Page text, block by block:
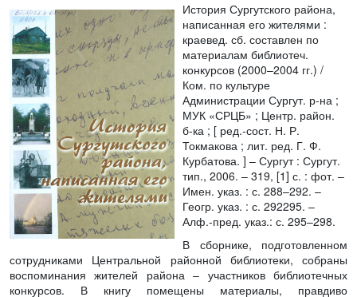
История Сургутского района,
написанная его жителями :
краевед. сб. составлен по
материалам библиотеч.
конкурсов (2000–2004 гг.) /
Ком. по культуре
Администрации Сургут. р-на ;
МУК «СРЦБ» ; Центр. район.
б-ка ; [ ред.-сост. Н. Р.
Токмакова ; лит. ред. Г. Ф.
Курбатова. ] – Сургут : Сургут.
тип., 2006. – 319, [1] с. : фот. –
Имен. указ. : с. 288–292. –
Геогр. указ. : с. 292­295. –
Алф.-пред. указ.: с. 295–298.
В сборнике, подготовленном
сотрудниками Центральной районной библиотеки, собраны
воспоминания жителей района – участников библиотечных
конкурсов. В книгу помещены материалы, правдиво